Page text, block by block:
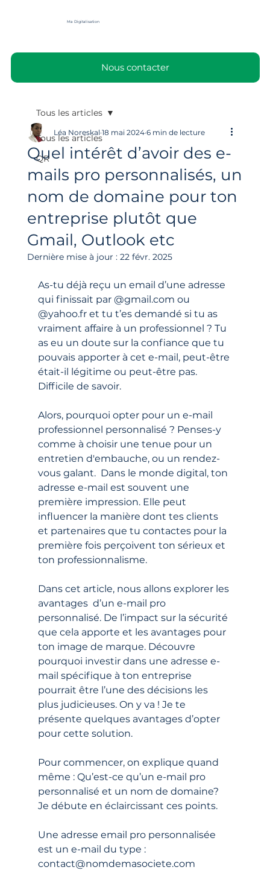
Ma Digitalisation
Nous contacter
Tous les articles
QR
Tous les articles
Quel intérêt d’avoir des e-
mails pro personnalisés, un
nom de domaine pour ton
entreprise plutôt que
Gmail, Outlook etc
Léa Noreskal 18 mai 2024 6 min de lecture
Dernière mise à jour : 22 févr. 2025
As-tu déjà reçu un email d’une adresse
qui finissait par @gmail.com ou
@yahoo.fr et tu t’es demandé si tu as
vraiment affaire à un professionnel ? Tu
as eu un doute sur la confiance que tu
pouvais apporter à cet e-mail, peut-être
était-il légitime ou peut-être pas.
Difficile de savoir.
Alors, pourquoi opter pour un e-mail
professionnel personnalisé ? Penses-y
comme à choisir une tenue pour un
entretien d'embauche, ou un rendez-
vous galant.  Dans le monde digital, ton
adresse e-mail est souvent une
première impression. Elle peut
influencer la manière dont tes clients
et partenaires que tu contactes pour la
première fois perçoivent ton sérieux et
ton professionnalisme.
Dans cet article, nous allons explorer les
avantages  d’un e-mail pro
personnalisé. De l’impact sur la sécurité
que cela apporte et les avantages pour
ton image de marque. Découvre
pourquoi investir dans une adresse e-
mail spécifique à ton entreprise
pourrait être l’une des décisions les
plus judicieuses. On y va ! Je te
présente quelques avantages d’opter
pour cette solution.
Pour commencer, on explique quand
même : Qu’est-ce qu’un e-mail pro
personnalisé et un nom de domaine?
Je débute en éclaircissant ces points.
Une adresse email pro personnalisée
est un e-mail du type :
contact@nomdemasociete.com